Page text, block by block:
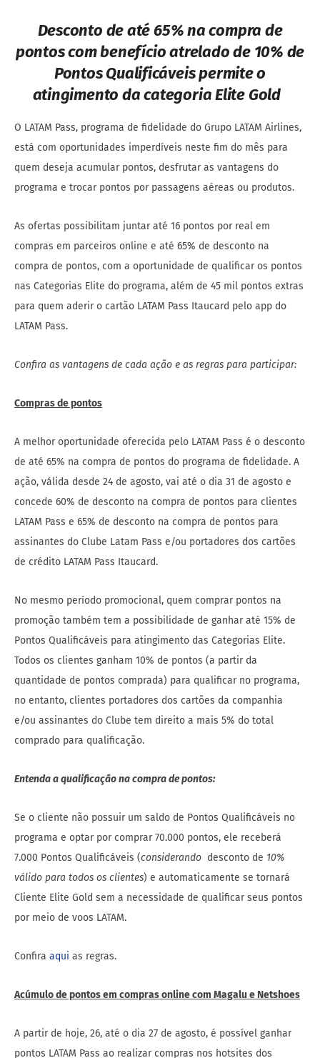
Desconto de até 65% na compra de
pontos com benefício atrelado de 10% de
Pontos Qualificáveis permite o
atingimento da categoria Elite Gold
O LATAM Pass, programa de fidelidade do Grupo LATAM Airlines,
está com oportunidades imperdíveis neste fim do mês para
quem deseja acumular pontos, desfrutar as vantagens do
programa e trocar pontos por passagens aéreas ou produtos.
As ofertas possibilitam juntar até 16 pontos por real em
compras em parceiros online e até 65% de desconto na
compra de pontos, com a oportunidade de qualificar os pontos
nas Categorias Elite do programa, além de 45 mil pontos extras
para quem aderir o cartão LATAM Pass Itaucard pelo app do
LATAM Pass.
Confira as vantagens de cada ação e as regras para participar:
Compras de pontos
A melhor oportunidade oferecida pelo LATAM Pass é o desconto
de até 65% na compra de pontos do programa de fidelidade. A
ação, válida desde 24 de agosto, vai até o dia 31 de agosto e
concede 60% de desconto na compra de pontos para clientes
LATAM Pass e 65% de desconto na compra de pontos para
assinantes do Clube Latam Pass e/ou portadores dos cartões
de crédito LATAM Pass Itaucard.
No mesmo período promocional, quem comprar pontos na
promoção também tem a possibilidade de ganhar até 15% de
Pontos Qualificáveis para atingimento das Categorias Elite.
Todos os clientes ganham 10% de pontos (a partir da
quantidade de pontos comprada) para qualificar no programa,
no entanto, clientes portadores dos cartões da companhia
e/ou assinantes do Clube tem direito a mais 5% do total
comprado para qualificação.
Entenda a qualificação na compra de pontos:
Se o cliente não possuir um saldo de Pontos Qualificáveis no
programa e optar por comprar 70.000 pontos, ele receberá
7.000 Pontos Qualificáveis (considerando desconto de 10%
válido para todos os clientes) e automaticamente se tornará
Cliente Elite Gold sem a necessidade de qualificar seus pontos
por meio de voos LATAM.
Confira aqui as regras.
Acúmulo de pontos em compras online com Magalu e Netshoes
A partir de hoje, 26, até o dia 27 de agosto, é possível ganhar
pontos LATAM Pass ao realizar compras nos hotsites dos